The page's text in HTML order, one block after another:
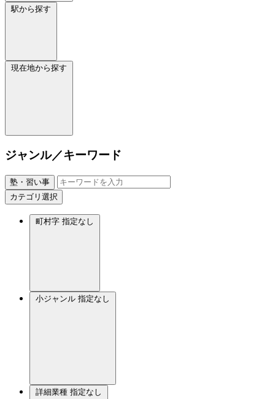
駅から探す
現在地から探す
ジャンル／キーワード
塾・習い事
カテゴリ選択
町村字 指定なし
小ジャンル 指定なし
詳細業種 指定なし